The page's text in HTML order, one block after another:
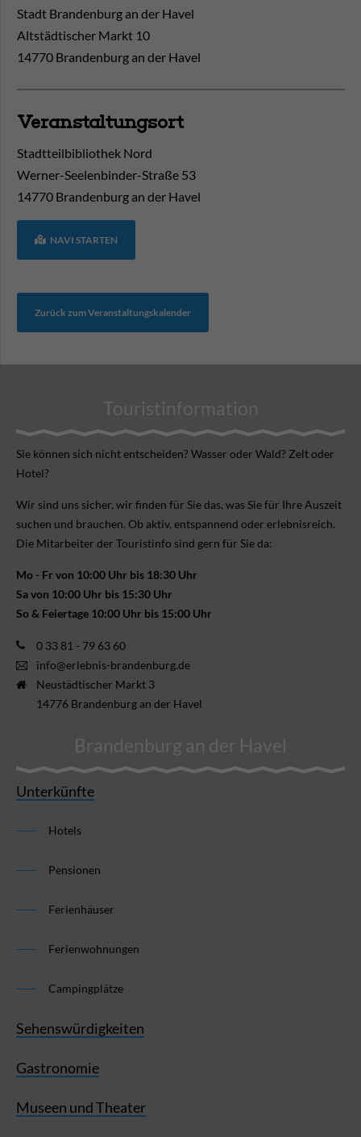
Stadt Brandenburg an der Havel
Altstädtischer Markt 10
14770 Brandenburg an der Havel
Veranstaltungsort
Stadtteilbibliothek Nord
Werner-Seelenbinder-Straße 53
14770 Brandenburg an der Havel
NAVI STARTEN
Zurück zum Veranstaltungskalender
Touristinformation
Sie können sich nicht ent­scheiden? Wasser oder Wald? Zelt oder
Hotel?
Wir sind uns sicher, wir finden für Sie das, was Sie für Ihre Aus­zeit
suchen und brauchen. Ob aktiv, ent­spannend oder erlebnis­reich.
Die Mitarbeiter der Touristinfo sind gern für Sie da:
Mo - Fr von 10:00 Uhr bis 18:30 Uhr
Sa von 10:00 Uhr bis 15:30 Uhr
So & Feiertage 10:00 Uhr bis 15:00 Uhr
0 33 81 - 79 63 60
info@erlebnis-brandenburg.de
Neustädtischer Markt 3
14776 Brandenburg an der Havel
Brandenburg an der Havel
Unterkünfte
Hotels
Pensionen
Ferienhäuser
Ferienwohnungen
Campingplätze
Sehenswürdigkeiten
Gastronomie
Museen und Theater